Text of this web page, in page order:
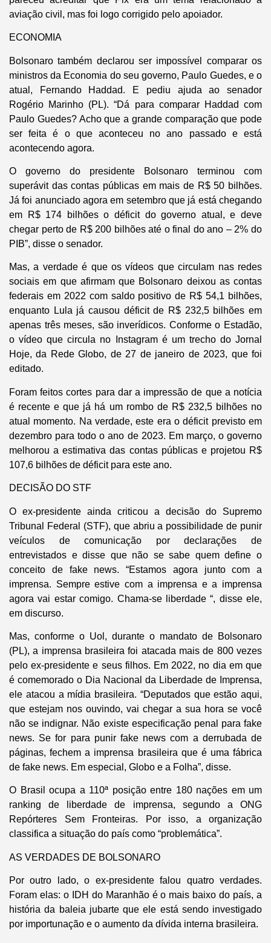
aviação civil, mas foi logo corrigido pelo apoiador.
ECONOMIA
Bolsonaro também declarou ser impossível comparar os
ministros da Economia do seu governo, Paulo Guedes, e o
atual, Fernando Haddad. E pediu ajuda ao senador
Rogério Marinho (PL). “Dá para comparar Haddad com
Paulo Guedes? Acho que a grande comparação que pode
ser feita é o que aconteceu no ano passado e está
acontecendo agora.
O governo do presidente Bolsonaro terminou com
superávit das contas públicas em mais de R$ 50 bilhões.
Já foi anunciado agora em setembro que já está chegando
em R$ 174 bilhões o déficit do governo atual, e deve
chegar perto de R$ 200 bilhões até o final do ano – 2% do
PIB”, disse o senador.
Mas, a verdade é que os vídeos que circulam nas redes
sociais em que afirmam que Bolsonaro deixou as contas
federais em 2022 com saldo positivo de R$ 54,1 bilhões,
enquanto Lula já causou déficit de R$ 232,5 bilhões em
apenas três meses, são inverídicos. Conforme o Estadão,
o vídeo que circula no Instagram é um trecho do Jornal
Hoje, da Rede Globo, de 27 de janeiro de 2023, que foi
editado.
Foram feitos cortes para dar a impressão de que a notícia
é recente e que já há um rombo de R$ 232,5 bilhões no
atual momento. Na verdade, este era o déficit previsto em
dezembro para todo o ano de 2023. Em março, o governo
melhorou a estimativa das contas públicas e projetou R$
107,6 bilhões de déficit para este ano.
DECISÃO DO STF
O ex-presidente ainda criticou a decisão do Supremo
Tribunal Federal (STF), que abriu a possibilidade de punir
veículos de comunicação por declarações de
entrevistados e disse que não se sabe quem define o
conceito de fake news. “Estamos agora junto com a
imprensa. Sempre estive com a imprensa e a imprensa
agora vai estar comigo. Chama-se liberdade “, disse ele,
em discurso.
Mas, conforme o Uol, durante o mandato de Bolsonaro
(PL), a imprensa brasileira foi atacada mais de 800 vezes
pelo ex-presidente e seus filhos. Em 2022, no dia em que
é comemorado o Dia Nacional da Liberdade de Imprensa,
ele atacou a mídia brasileira. “Deputados que estão aqui,
que estejam nos ouvindo, vai chegar a sua hora se você
não se indignar. Não existe especificação penal para fake
news. Se for para punir fake news com a derrubada de
páginas, fechem a imprensa brasileira que é uma fábrica
de fake news. Em especial, Globo e a Folha”, disse.
O Brasil ocupa a 110ª posição entre 180 nações em um
ranking de liberdade de imprensa, segundo a ONG
Repórteres Sem Fronteiras. Por isso, a organização
classifica a situação do país como “problemática”.
AS VERDADES DE BOLSONARO
Por outro lado, o ex-presidente falou quatro verdades.
Foram elas: o IDH do Maranhão é o mais baixo do país, a
história da baleia jubarte que ele está sendo investigado
por importunação e o aumento da dívida interna brasileira.